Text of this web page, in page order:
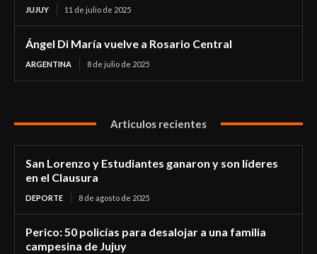
JUJUY 11 de julio de 2025
Ángel Di María vuelve a Rosario Central
ARGENTINA 8 de julio de 2025
Articulos recientes
San Lorenzo y Estudiantes ganaron y son líderes
en el Clausura
DEPORTE 8 de agosto de 2025
Perico: 50 policías para desalojar a una familia
campesina de Jujuy